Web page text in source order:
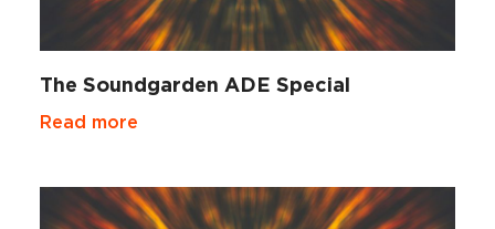
The Soundgarden ADE Special
Read more